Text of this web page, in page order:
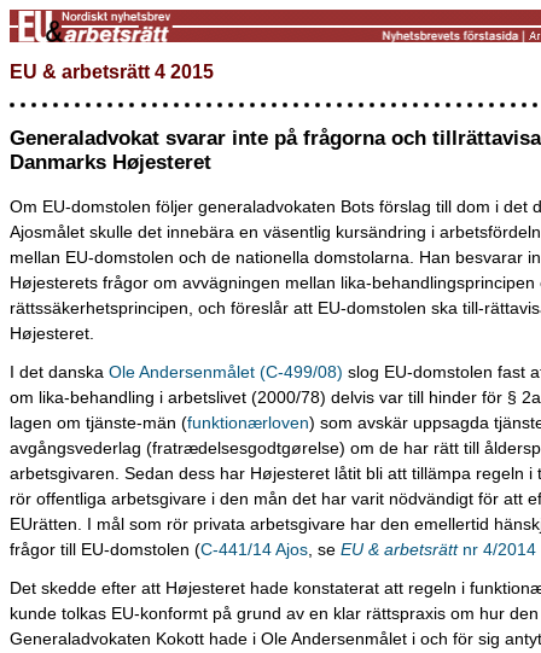
EU & arbetsrätt 4 2015
Generaladvokat svarar inte på frågorna och
Danmarks Højesteret
Om EU-domstolen följer generaladvokaten Bots förslag till dom i det
Ajosmålet skulle det innebära en väsentlig kursändring i
mellan EU-domstolen och de nationella domstolarna. Han besvarar
Højesterets frågor om avvägningen mellan lika-behandlingsprincipen
rättssäkerhetsprincipen, och föreslår att EU-domstolen ska till-
Højesteret.
I det danska Ole Andersenmålet (C-499/08) slog EU-domstolen fast
om lika-behandling i arbetslivet (2000/78) delvis var till hinder för §
lagen om tjänste-män (funktionærloven) som avskär uppsagda
avgångsvederlag (fratrædelsesgodtgørelse) om de har rätt till
arbetsgivaren. Sedan dess har Højesteret låtit bli att tillämpa regeln i
rör offentliga arbetsgivare i den mån det har varit nödvändigt för att
EUrätten. I mål som rör privata arbetsgivare har den emellertid
frågor till EU-domstolen (C-441/14 Ajos , se EU & arbetsrättnr 4/2014
Det skedde efter att Højesteret hade konstaterat att regeln i
kunde tolkas EU-konformt på grund av en klar rättspraxis om hur
Generaladvokaten Kokott hade i Ole Andersenmålet i och för sig